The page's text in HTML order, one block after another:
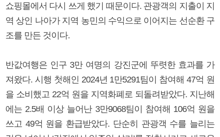
쇼핑몰에서 다시 쓰게 했기 때문이다. 관광객의 지출이 지
역 상인 나아가 지역 농민의 수익으로 이어지는 선순환 구
조를 만든 것이다.
반값여행은 인구 3만 여명의 강진군에 뚜렷한 효과를 가
져왔다. 시행 첫해인 2024년 1만5291팀이 참여해 47억 원
을 소비했고 22억 원을 지역화폐로 되돌려받았다. 지난해
에는 2.5배 이상 늘어난 3만9068팀이 참여해 106억 원을
쓰고 49억 원을 환급받았다. 단순히 관광객 수를 늘리는